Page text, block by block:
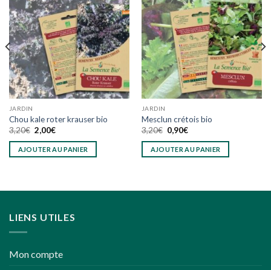
Ajouter
à
wishlist
JARDIN
Chou kale roter krauser bio
3,20€ Le
prix
initial
était :
2,00€Le
actuel
est :
AJOUTER AU PANIER
Ajouter
à
wishlist
JARDIN
Mesclun crétois bio
3,20€ Le
prix
initial
était :
0,90€Le
actuel
est :
AJOUTER AU PANIER
LIENS UTILES
Mon compte